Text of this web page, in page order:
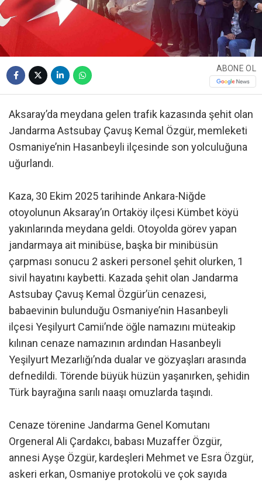
ABONE OL
Aksaray’da meydana gelen trafik kazasında şehit olan
Jandarma Astsubay Çavuş Kemal Özgür, memleketi
Osmaniye’nin Hasanbeyli ilçesinde son yolculuğuna
uğurlandı.
Kaza, 30 Ekim 2025 tarihinde Ankara-Niğde
otoyolunun Aksaray’ın Ortaköy ilçesi Kümbet köyü
yakınlarında meydana geldi. Otoyolda görev yapan
jandarmaya ait minibüse, başka bir minibüsün
çarpması sonucu 2 askeri personel şehit olurken, 1
sivil hayatını kaybetti. Kazada şehit olan Jandarma
Astsubay Çavuş Kemal Özgür’ün cenazesi,
babaevinin bulunduğu Osmaniye’nin Hasanbeyli
ilçesi Yeşilyurt Camii’nde öğle namazını müteakip
kılınan cenaze namazının ardından Hasanbeyli
Yeşilyurt Mezarlığı’nda dualar ve gözyaşları arasında
defnedildi. Törende büyük hüzün yaşanırken, şehidin
Türk bayrağına sarılı naaşı omuzlarda taşındı.
Cenaze törenine Jandarma Genel Komutanı
Orgeneral Ali Çardakcı, babası Muzaffer Özgür,
annesi Ayşe Özgür, kardeşleri Mehmet ve Esra Özgür,
askeri erkan, Osmaniye protokolü ve çok sayıda